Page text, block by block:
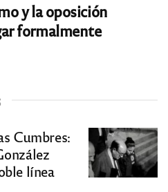
y la oposición
formalmente
Cumbres:
línea